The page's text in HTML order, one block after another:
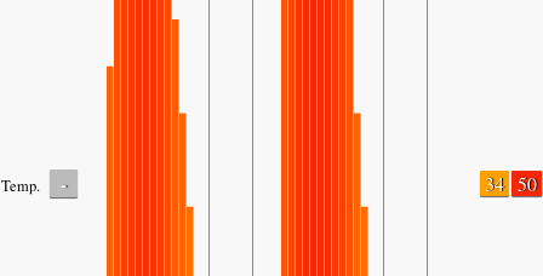
Temp. - 34 50